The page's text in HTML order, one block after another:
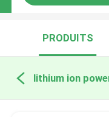
PRODUITS
lithium ion